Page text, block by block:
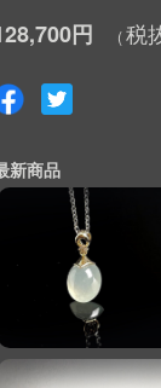
円
新商品